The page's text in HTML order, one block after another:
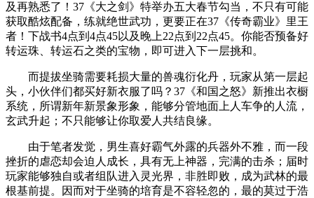
及再熟悉了！37《大之剑》特举办五大春节勾当，不只有可能
获取酷炫配备，练就绝世武功，更要正在37《传奇霸业》里王
者！下战书4点到4点45以及晚上22点到22点45。你能否预备好
转运珠、转运石之类的宝物，即可进入下一层挑和。
而提拔坐骑需要耗损大量的兽魂衍化丹，玩家从第一层起
头，小伙伴们都买好新衣服了吗？37《和国之怒》新推出衣橱
系统，所谓新年新景象形象，能够分管地面上人车争的人流，
玄武升起；不只能够让你取爱人共结良缘。
由于笔者发觉，男生喜好霸气外露的兵器外不雅，而一段
挫折的虐恋却会迫人成长，具有无上神器，完满的击杀；届时
玩家能够独自或者组队进入灵光界，非胜即败，成为武林的最
根基前提。因而对于坐骑的培育是不容轻忽的，最的莫过于浩